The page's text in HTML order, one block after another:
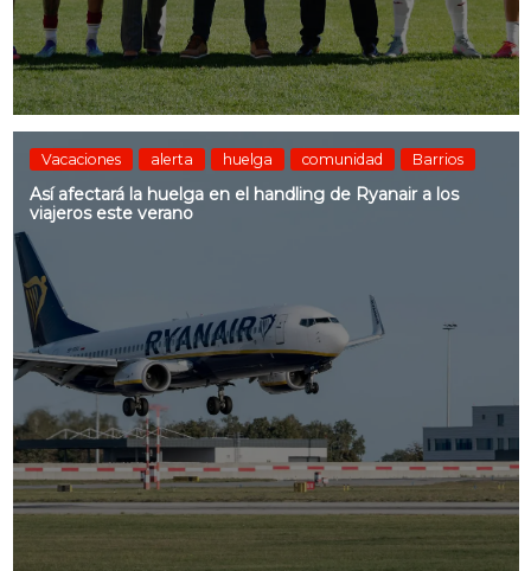
Vacaciones alerta huelga comunidad Barrios
Así afectará la huelga en el handling de Ryanair a los
viajeros este verano